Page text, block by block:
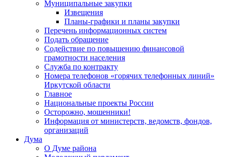
Муниципальные закупки
Извещения
Планы-графики и планы закупки
Перечень информационных систем
Подать обращение
Содействие по повышению финансовой
грамотности населения
Служба по контракту
Номера телефонов «горячих телефонных линий»
Иркутской области
Главное
Национальные проекты России
Осторожно, мошенники!
Информация от министерств, ведомств, фондов,
организаций
Дума
О Думе района